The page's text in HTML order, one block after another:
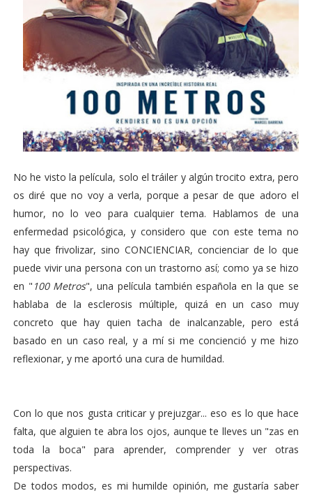
No he visto la película, solo el tráiler y algún trocito extra, pero
os diré que no voy a verla, porque a pesar de que adoro el
humor, no lo veo para cualquier tema. Hablamos de una
enfermedad psicológica, y considero que con este tema no
hay que frivolizar, sino CONCIENCIAR, concienciar de lo que
puede vivir una persona con un trastorno así; como ya se hizo
en " 100 Metros", una película también española en la que se
hablaba de la esclerosis múltiple, quizá en un caso muy
concreto que hay quien tacha de inalcanzable, pero está
basado en un caso real, y a mí si me concienció y me hizo
reflexionar, y me aportó una cura de humildad.
Con lo que nos gusta criticar y prejuzgar... eso es lo que hace
falta, que alguien te abra los ojos, aunque te lleves un "zas en
toda la boca" para aprender, comprender y ver otras
perspectivas.
De todos modos, es mi humilde opinión, me gustaría saber